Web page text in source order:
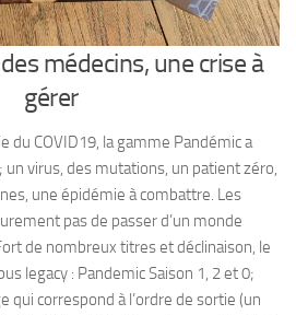
médecins, une crise à
gérer
du COVID19, la gamme Pandémic a
un virus, des mutations, un patient zéro,
une épidémie à combattre. Les
pas de passer d’un monde
de nombreux titres et déclinaison, le
legacy : Pandemic Saison 1, 2 et 0;
qui correspond à l’ordre de sortie (un